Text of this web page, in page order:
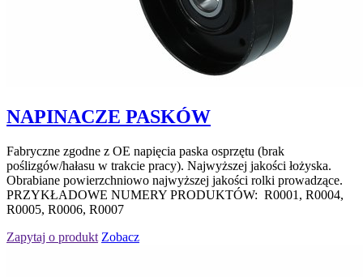
NAPINACZE PASKÓW
Fabryczne zgodne z OE napięcia paska osprzętu (brak
poślizgów/hałasu w trakcie pracy). Najwyższej jakości łożyska.
Obrabiane powierzchniowo najwyższej jakości rolki prowadzące.
PRZYKŁADOWE NUMERY PRODUKTÓW: R0001, R0004,
R0005, R0006, R0007
Zapytaj o produkt Zobacz